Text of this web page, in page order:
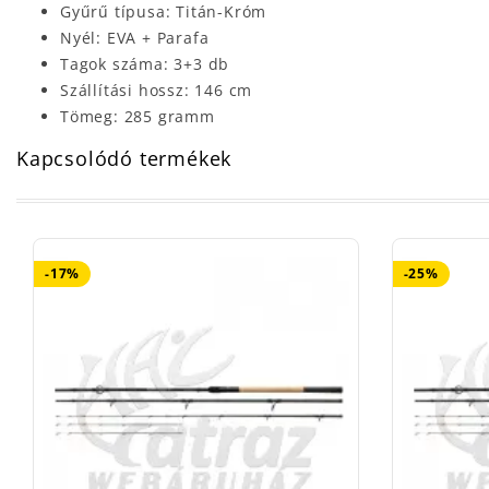
Gyűrű típusa: Titán-Króm
Nyél: EVA + Parafa
Tagok száma: 3+3 db
Szállítási hossz: 146 cm
Tömeg: 285 gramm
Kapcsolódó termékek
-17% -25%